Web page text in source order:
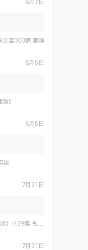
8月7日
文章300篇 音频
8月5日
】
8月5日
级
7月31日
共39集 视频课程
7月31日